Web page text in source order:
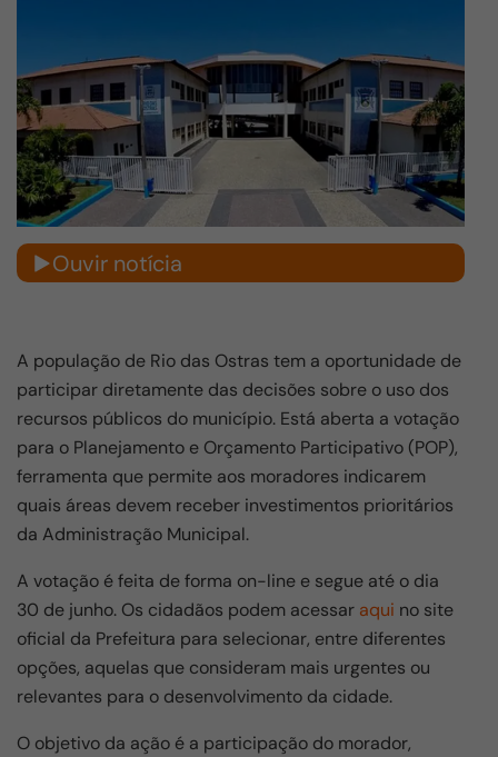
Ouvir notícia
A população de Rio das Ostras tem a oportunidade de
participar diretamente das decisões sobre o uso dos
recursos públicos do município. Está aberta a votação
para o Planejamento e Orçamento Participativo (POP),
ferramenta que permite aos moradores indicarem
quais áreas devem receber investimentos prioritários
da Administração Municipal.
A votação é feita de forma on-line e segue até o dia
30 de junho. Os cidadãos podem acessar aqui no site
oficial da Prefeitura para selecionar, entre diferentes
opções, aquelas que consideram mais urgentes ou
relevantes para o desenvolvimento da cidade.
O objetivo da ação é a participação do morador,